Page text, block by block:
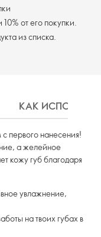
от его покупки.
продукта из списка.
КАК
первого нанесения!
а желейное
кожу губ благодаря
увлажнение,
на твоих губах в